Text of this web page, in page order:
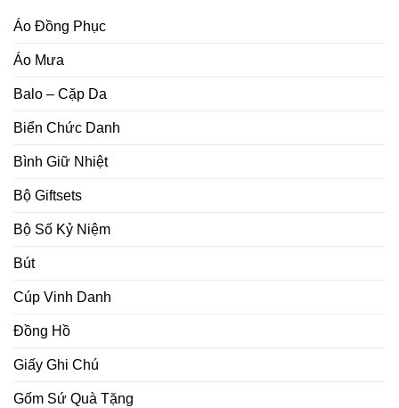
Áo Đồng Phục
Áo Mưa
Balo – Cặp Da
Biển Chức Danh
Bình Giữ Nhiệt
Bộ Giftsets
Bộ Số Kỷ Niệm
Bút
Cúp Vinh Danh
Đồng Hồ
Giấy Ghi Chú
Gốm Sứ Quà Tặng